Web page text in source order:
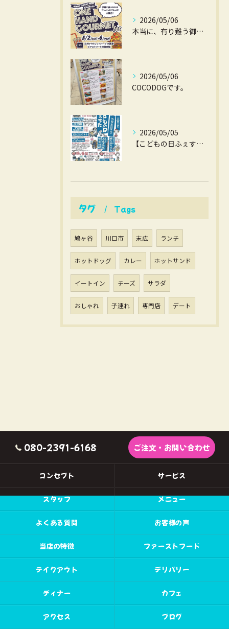
2026/05/06
本当に、有り難う御座いました。
2026/05/06
COCODOGです。
2026/05/05
【こどもの日ふぇすた】
タグ Tags
鳩ヶ谷 川口市 末広 ランチ
ホットドッグ カレー ホットサンド
イートイン チーズ サラダ
おしゃれ 子連れ 専門店 デート
080-2391-6168 ご注文・お問い合わせ
コンセプト サービス
スタッフ メニュー
よくある質問 お客様の声
当店の特徴 ファーストフード
テイクアウト デリバリー
ディナー カフェ
アクセス ブログ